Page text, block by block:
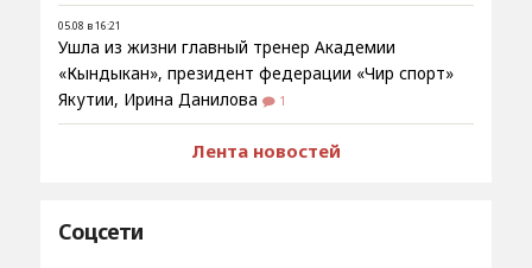
05.08 в 16:21
Ушла из жизни главный тренер Академии
«Кындыкан», президент федерации «Чир спорт»
Якутии, Ирина Данилова
1
Лента новостей
Соцсети